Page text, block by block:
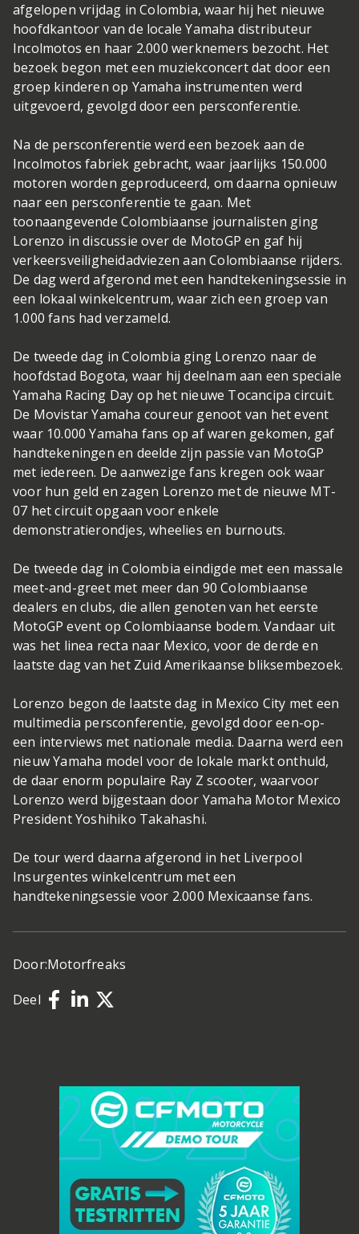
afgelopen vrijdag in Colombia, waar hij het nieuwe
hoofdkantoor van de locale Yamaha distributeur
Incolmotos en haar 2.000 werknemers bezocht. Het
bezoek begon met een muziekconcert dat door een
groep kinderen op Yamaha instrumenten werd
uitgevoerd, gevolgd door een persconferentie.
Na de persconferentie werd een bezoek aan de
Incolmotos fabriek gebracht, waar jaarlijks 150.000
motoren worden geproduceerd, om daarna opnieuw
naar een persconferentie te gaan. Met
toonaangevende Colombiaanse journalisten ging
Lorenzo in discussie over de MotoGP en gaf hij
verkeersveiligheidadviezen aan Colombiaanse rijders.
De dag werd afgerond met een handtekeningsessie in
een lokaal winkelcentrum, waar zich een groep van
1.000 fans had verzameld.
De tweede dag in Colombia ging Lorenzo naar de
hoofdstad Bogota, waar hij deelnam aan een speciale
Yamaha Racing Day op het nieuwe Tocancipa circuit.
De Movistar Yamaha coureur genoot van het event
waar 10.000 Yamaha fans op af waren gekomen, gaf
handtekeningen en deelde zijn passie van MotoGP
met iedereen. De aanwezige fans kregen ook waar
voor hun geld en zagen Lorenzo met de nieuwe MT-
07 het circuit opgaan voor enkele
demonstratierondjes, wheelies en burnouts.
De tweede dag in Colombia eindigde met een massale
meet-and-greet met meer dan 90 Colombiaanse
dealers en clubs, die allen genoten van het eerste
MotoGP event op Colombiaanse bodem. Vandaar uit
was het linea recta naar Mexico, voor de derde en
laatste dag van het Zuid Amerikaanse bliksembezoek.
Lorenzo begon de laatste dag in Mexico City met een
multimedia persconferentie, gevolgd door een-op-
een interviews met nationale media. Daarna werd een
nieuw Yamaha model voor de lokale markt onthuld,
de daar enorm populaire Ray Z scooter, waarvoor
Lorenzo werd bijgestaan door Yamaha Motor Mexico
President Yoshihiko Takahashi.
De tour werd daarna afgerond in het Liverpool
Insurgentes winkelcentrum met een
handtekeningsessie voor 2.000 Mexicaanse fans.
Door:Motorfreaks
Deel